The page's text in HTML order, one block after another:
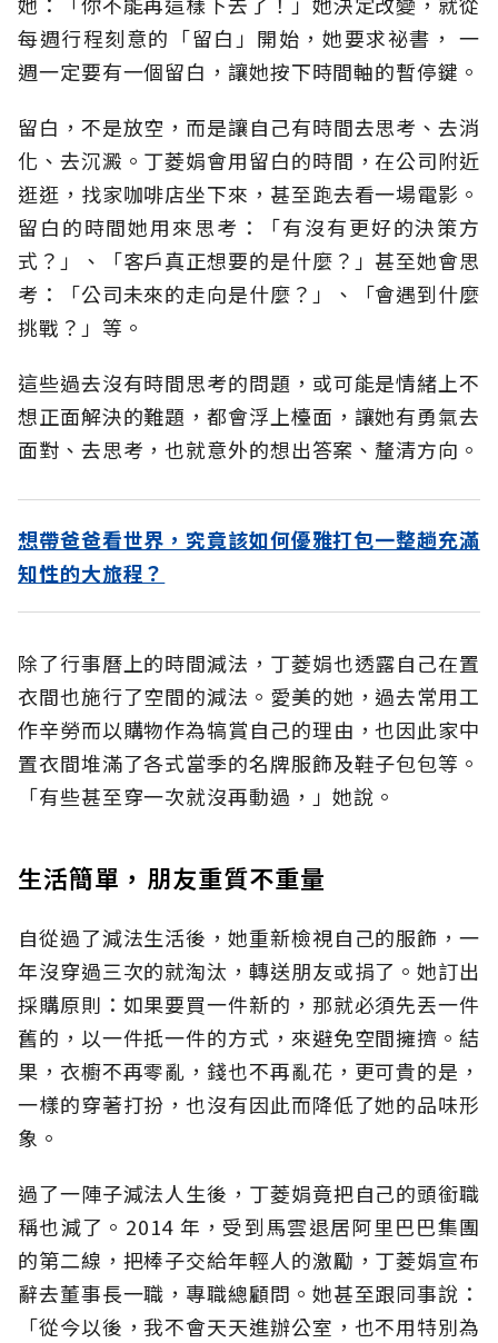
每週行程刻意的「留白」開始，她要求祕書， 一
週一定要有一個留白，讓她按下時間軸的暫停鍵。
留白，不是放空，而是讓自己有時間去思考、去消
化、去沉澱。丁菱娟會用留白的時間，在公司附近
逛逛，找家咖啡店坐下來，甚至跑去看一場電影。
留白的時間她用來思考：「有沒有更好的決策方
式？」、「客戶真正想要的是什麼？」甚至她會思
考：「公司未來的走向是什麼？」、「會遇到什麼
挑戰？」等。
這些過去沒有時間思考的問題，或可能是情緒上不
想正面解決的難題，都會浮上檯面，讓她有勇氣去
面對、去思考，也就意外的想出答案、釐清方向。
想帶爸爸看世界，究竟該如何優雅打包一整趟充滿
知性的大旅程？
除了行事曆上的時間減法，丁菱娟也透露自己在置
衣間也施行了空間的減法。愛美的她，過去常用工
作辛勞而以購物作為犒賞自己的理由，也因此家中
置衣間堆滿了各式當季的名牌服飾及鞋子包包等。
「有些甚至穿一次就沒再動過，」她說。
生活簡單，朋友重質不重量
自從過了減法生活後，她重新檢視自己的服飾，一
年沒穿過三次的就淘汰，轉送朋友或捐了。她訂出
採購原則：如果要買一件新的，那就必須先丟一件
舊的，以一件抵一件的方式，來避免空間擁擠。結
果，衣櫥不再零亂，錢也不再亂花，更可貴的是，
一樣的穿著打扮，也沒有因此而降低了她的品味形
象。
過了一陣子減法人生後，丁菱娟竟把自己的頭銜職
稱也減了。2014 年，受到馬雲退居阿里巴巴集團
的第二線，把棒子交給年輕人的激勵，丁菱娟宣布
辭去董事長一職，專職總顧問。她甚至跟同事說：
「從今以後，我不會天天進辦公室，也不用特別為